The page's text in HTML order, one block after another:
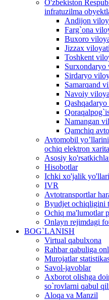
O'zbekiston
infratuzilma
Andijon
Farg`ona
Buxoro
Jizzax viloyati
Toshkent
Surxondaryo
Sirdaryo
Samarqand
Navoiy
Namangan
Qamchiq
Avtomobil
ochiq elektron
Asosiy
Hisobotlar
Ichki xo'jalik yo'llari
IVR
Avtotransportlar
Byudjet ochiqligini
Ochiq ma'lumotlar
Onlayn rejimdagi
BOG`LANISH
Virtual qabulxona
Rahbar qabuliga
Murojatlar
Savol-javoblar
Axborot olishga
so`rovlarni qabul
Aloqa va Manzil